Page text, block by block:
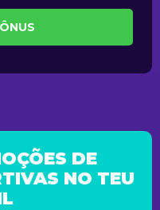
DE
NO TEU